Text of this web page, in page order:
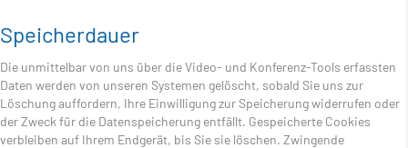
Speicherdauer
Die unmittelbar von uns über die Video- und Konferenz-Tools erfassten
Daten werden von unseren Systemen gelöscht, sobald Sie uns zur
Löschung auffordern, Ihre Einwilligung zur Speicherung widerrufen oder
der Zweck für die Datenspeicherung entfällt. Gespeicherte Cookies
verbleiben auf Ihrem Endgerät, bis Sie sie löschen. Zwingende